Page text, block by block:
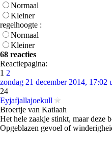
Normaal
Kleiner
regelhoogte :
Normaal
Kleiner
68 reacties
Reactiepagina:
1 2
zondag 21 december 2014, 17:02
24
Eyjafjallajoekull
Broertje van Katlaah
Het hele zaakje stinkt, maar deze
Opgeblazen gevoel of